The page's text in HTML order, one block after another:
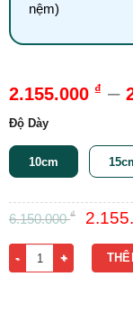
nệm)
2.155.000 ₫ –
Độ Dày
10cm
6.150.000₫
Giá
là:
Nệm Foam Đồng